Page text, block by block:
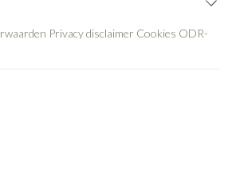
Privacy disclaimer Cookies ODR-